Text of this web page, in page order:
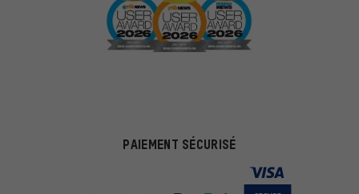
PAIEMENT SÉCURISÉ